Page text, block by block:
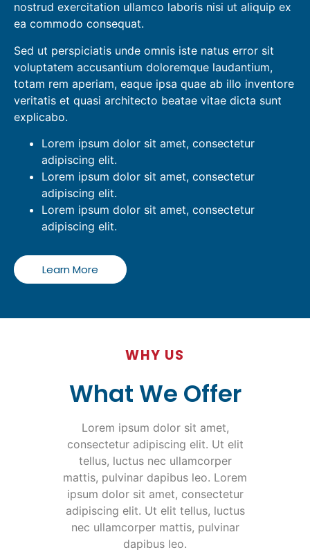
nostrud exercitation ullamco laboris nisi ut aliquip ex
ea commodo consequat.
Sed ut perspiciatis unde omnis iste natus error sit
voluptatem accusantium doloremque laudantium,
totam rem aperiam, eaque ipsa quae ab illo inventore
veritatis et quasi architecto beatae vitae dicta sunt
explicabo.
Lorem ipsum dolor sit amet, consectetur
adipiscing elit.
Lorem ipsum dolor sit amet, consectetur
adipiscing elit.
Lorem ipsum dolor sit amet, consectetur
adipiscing elit.
Learn More
WHY US
What We Offer
Lorem ipsum dolor sit amet,
consectetur adipiscing elit. Ut elit
tellus, luctus nec ullamcorper
mattis, pulvinar dapibus leo. Lorem
ipsum dolor sit amet, consectetur
adipiscing elit. Ut elit tellus, luctus
nec ullamcorper mattis, pulvinar
dapibus leo.